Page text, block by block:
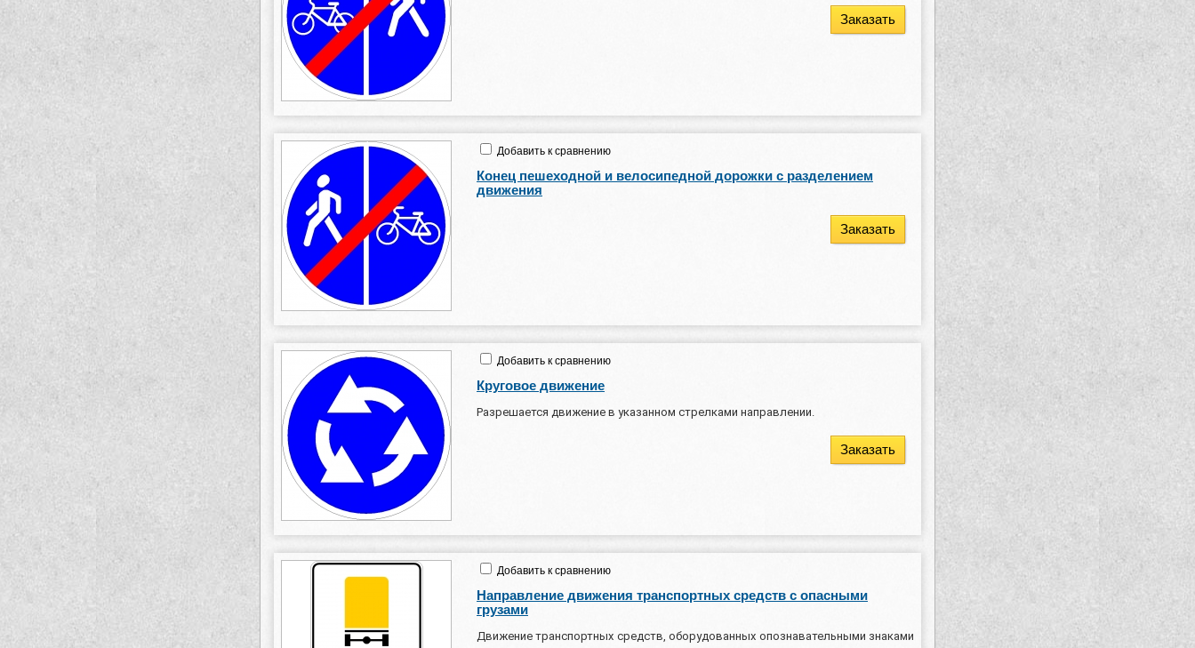
Заказать
Добавить к сравнению
Конец пешеходной и велосипедной дорожки с разделением
движения
Заказать
Добавить к сравнению
Круговое движение
Разрешается движение в указанном стрелками направлении.
Заказать
Добавить к сравнению
Направление движения транспортных средств с опасными
грузами
Движение транспортных средств, оборудованных опознавательными знаками